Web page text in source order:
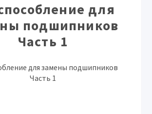
для
подшипников
Часть 1
для замены подшипников
Часть 1